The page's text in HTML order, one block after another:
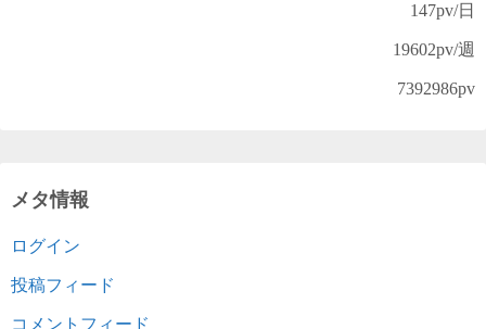
147pv/日
19602pv/週
7392986pv
メタ情報
ログイン
投稿フィード
コメントフィード